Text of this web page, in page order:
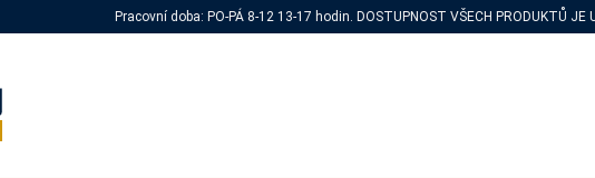
Pracovní doba: PO-PÁ 8-12 13-17 hodin. DOSTUPNOST VŠECH PRODUKTŮ JE